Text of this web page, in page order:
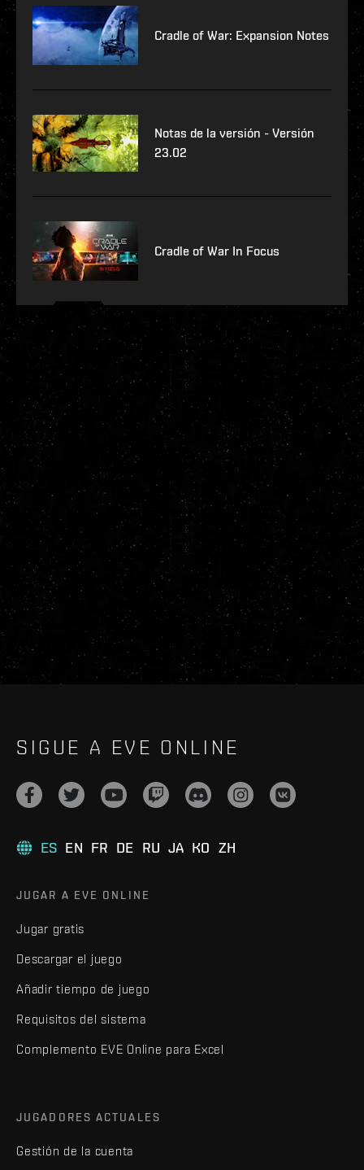
Cradle of War: Expansion Notes
Notas de la versión - Versión
23.02
Cradle of War In Focus
SIGUE A EVE ONLINE
ES EN FR DE RU JA KO ZH
JUGAR A EVE ONLINE
Jugar gratis
Descargar el juego
Añadir tiempo de juego
Requisitos del sistema
Complemento EVE Online para Excel
JUGADORES ACTUALES
Gestión de la cuenta